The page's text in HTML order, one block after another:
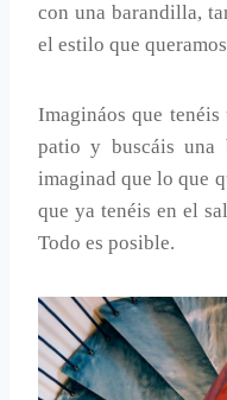
con una barandilla,
el estilo que
Imagináos que
patio y buscáis una
imaginad que lo que
que ya tenéis en el
Todo es posible.